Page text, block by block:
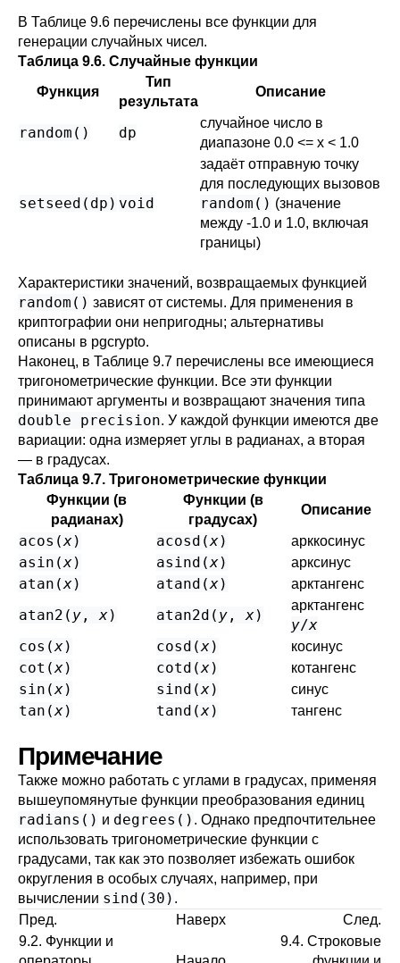
В Таблице 9.6 перечислены все функции для
генерации случайных чисел.
Таблица 9.6. Случайные функции
Функция
Тип
результата
Описание
random() dp
случайное число в
диапазоне 0.0 <= x < 1.0
setseed( dp ) void
задаёт отправную точку
для последующих вызовов
random() (значение
между -1.0 и 1.0, включая
границы)
Характеристики значений, возвращаемых функцией
random() зависят от системы. Для применения в
криптографии они непригодны; альтернативы
описаны в pgcrypto.
Наконец, в Таблице 9.7 перечислены все имеющиеся
тригонометрические функции. Все эти функции
принимают аргументы и возвращают значения типа
double precision. У каждой функции имеются две
вариации: одна измеряет углы в радианах, а вторая
— в градусах.
Таблица 9.7. Тригонометрические функции
Функции (в
радианах)
Функции (в
градусах)
Описание
acos(x) acosd(x) арккосинус
asin(x) asind(x) арксинус
atan(x) atand(x) арктангенс
atan2( y ,x) atan2d( y ,x)
арктангенс
y/x
cos(x) cosd(x) косинус
cot(x) cotd(x) котангенс
sin(x) sind(x) синус
tan(x) tand(x) тангенс
Примечание
Также можно работать с углами в градусах, применяя
вышеупомянутые функции преобразования единиц
radians() и degrees() . Однако предпочтительнее
использовать тригонометрические функции с
градусами, так как это позволяет избежать ошибок
округления в особых случаях, например, при
вычислении sind(30) .
Пред.
Наверх
След.
9.2. Функции и
9.4. Строковые